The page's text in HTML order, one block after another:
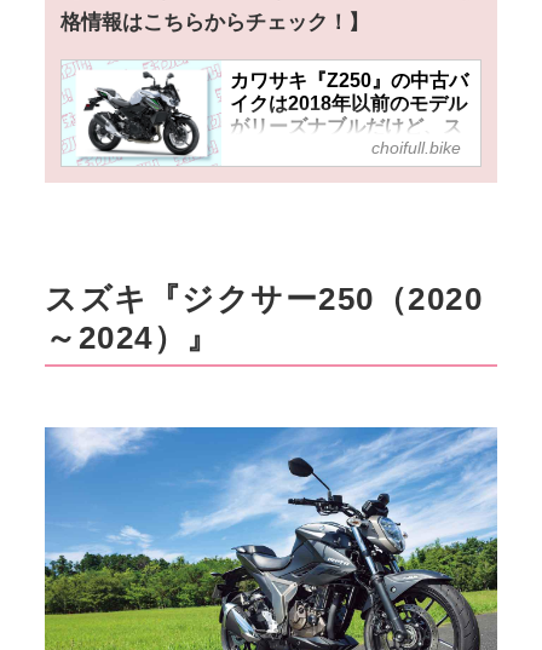
格情報はこちらからチェック！】
カワサキ『Z250』の中古バ
イクは2018年以前のモデル
がリーズナブルだけど、ス
ペック＆装備重視なら40万
円台で狙える2019年以降の
choifull.bike
スズキ『ジクサー250（2020
～2024）』